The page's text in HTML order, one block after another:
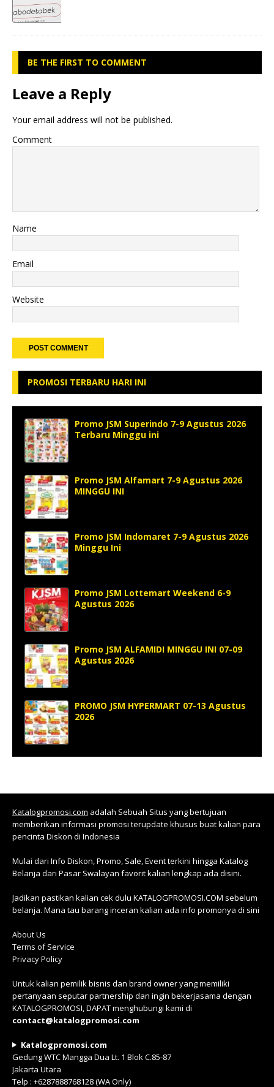
BE THE FIRST TO COMMENT
Leave a Reply
Your email address will not be published.
Comment
Name
Email
Website
PROMOSI TERBARU HARI INI
Promo JSM Superindo 7-9 Agustus 2026
Terbaru Minggu ini
Promo JSM Alfamart 7-9 Agustus 2026
MINGGU INI
Promo JSM Indomaret 7-9 Agustus 2026
Minggu Ini
Promo JSM Lottemart Weekend 6-9
Agustus 2026
Promo JSM ALFAMIDI MINGGU INI 07-09
Agustus 2026
PROMO JSM HYPERMART 07-13 Agustus
2026
Katalogpromosi.com adalah Sebuah Situs yang bertujuan
memberikan informasi promosi terupdate khusus buat kalian para
pencinta Diskon di Indonesia
Mulai dari Info Diskon, Promo, Sale, Event terkini hingga Katalog
Belanja dari Pasar Swalayan favorit kalian lengkap ada disini.
Jadikan pastikan kalian cek dulu KATALOGPROMOSI.COM sebelum
belanja. Mana tau barang inceran kalian ada info promonya di sini
About Us
Terms of Service
Privacy Policy
Untuk kalian pemilik bisnis dan brand owner yang memiliki
pertanyaan seputar partnership dan ingin bekerjasama dengan
KATALOGPROMOSI, DAPAT menghubungi kami di
contact@katalogpromosi.com
Katalogpromosi.com
Gedung WTC Mangga Dua Lt. 1 Blok C.85-87
Jakarta Utara
Telp : +6287888768128 (WA Only)